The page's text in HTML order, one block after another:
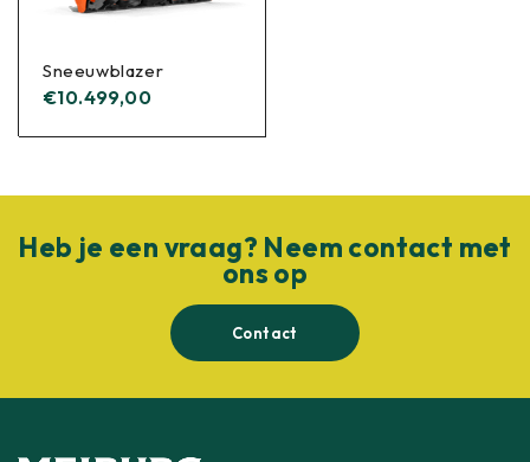
Sneeuwblazer
€10.499,00
Heb je een vraag? Neem contact met
ons op
Contact